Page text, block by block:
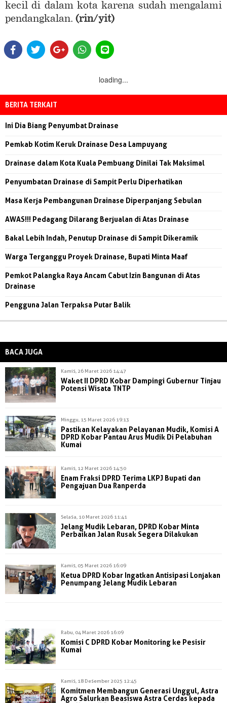
kecil di dalam kota karena sudah mengalami
pendangkalan. (rin/yit)
loading...
BERITA TERKAIT
Ini Dia Biang Penyumbat Drainase
Pemkab Kotim Keruk Drainase Desa Lampuyang
Drainase dalam Kota Kuala Pembuang Dinilai Tak Maksimal
Penyumbatan Drainase di Sampit Perlu Diperhatikan
Masa Kerja Pembangunan Drainase Diperpanjang Sebulan
AWAS!!! Pedagang Dilarang Berjualan di Atas Drainase
Bakal Lebih Indah, Penutup Drainase di Sampit Dikeramik
Warga Terganggu Proyek Drainase, Bupati Minta Maaf
Pemkot Palangka Raya Ancam Cabut Izin Bangunan di Atas
Drainase
Pengguna Jalan Terpaksa Putar Balik
BACA JUGA
Kamis, 26 Maret 2026 14:47
Waket II DPRD Kobar Dampingi Gubernur Tinjau
Potensi Wisata TNTP
Minggu, 15 Maret 2026 19:13
Pastikan Kelayakan Pelayanan Mudik, Komisi A
DPRD Kobar Pantau Arus Mudik Di Pelabuhan
Kumai
Kamis, 12 Maret 2026 14:50
Enam Fraksi DPRD Terima LKPJ Bupati dan
Pengajuan Dua Ranperda
Selasa, 10 Maret 2026 11:41
Jelang Mudik Lebaran, DPRD Kobar Minta
Perbaikan Jalan Rusak Segera Dilakukan
Kamis, 05 Maret 2026 16:09
Ketua DPRD Kobar Ingatkan Antisipasi Lonjakan
Penumpang Jelang Mudik Lebaran
Rabu, 04 Maret 2026 16:09
Komisi C DPRD Kobar Monitoring ke Pesisir
Kumai
Kamis, 18 Desember 2025 12:45
Komitmen Membangun Generasi Unggul, Astra
Agro Salurkan Beasiswa Astra Cerdas kepada